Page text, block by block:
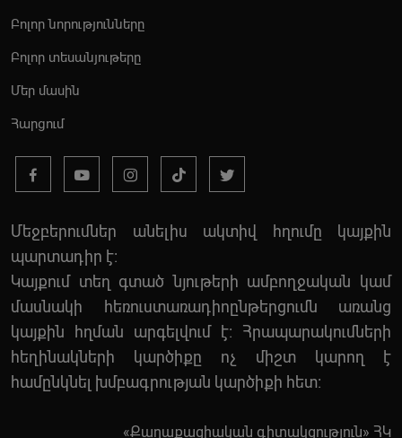
Բոլոր նորությունները
Բոլոր տեսանյութերը
Մեր մասին
Հարցում
Մեջբերումներ անելիս ակտիվ հղումը կայքին
պարտադիր է:
Կայքում տեղ գտած նյութերի ամբողջական կամ
մասնակի հեռուստառադիոընթերցումն առանց
կայքին հղման արգելվում է: Հրապարակումների
հեղինակների կարծիքը ոչ միշտ կարող է
համընկնել խմբագրության կարծիքի հետ:
«Քաղաքացիական գիտակցություն» ՀԿ